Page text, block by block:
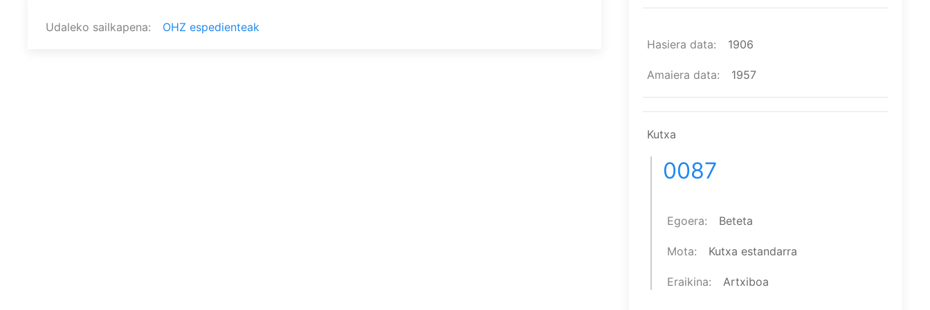
Udaleko sailkapena OHZ espedienteak
Hasiera data 1906
Amaiera data 1957
Kutxa
0087
Egoera Beteta
Mota Kutxa estandarra
Eraikina Artxiboa